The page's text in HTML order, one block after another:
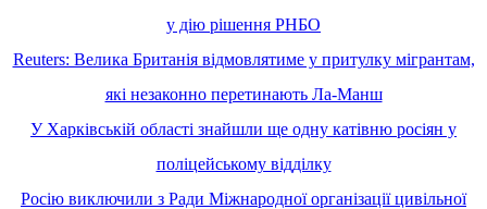
у дію рішення РНБО
Reuters: Велика Британія відмовлятиме у притулку мігрантам,
які незаконно перетинають Ла-Манш
У Харківській області знайшли ще одну катівню росіян у
поліцейському відділку
Росію виключили з Ради Міжнародної організації цивільної